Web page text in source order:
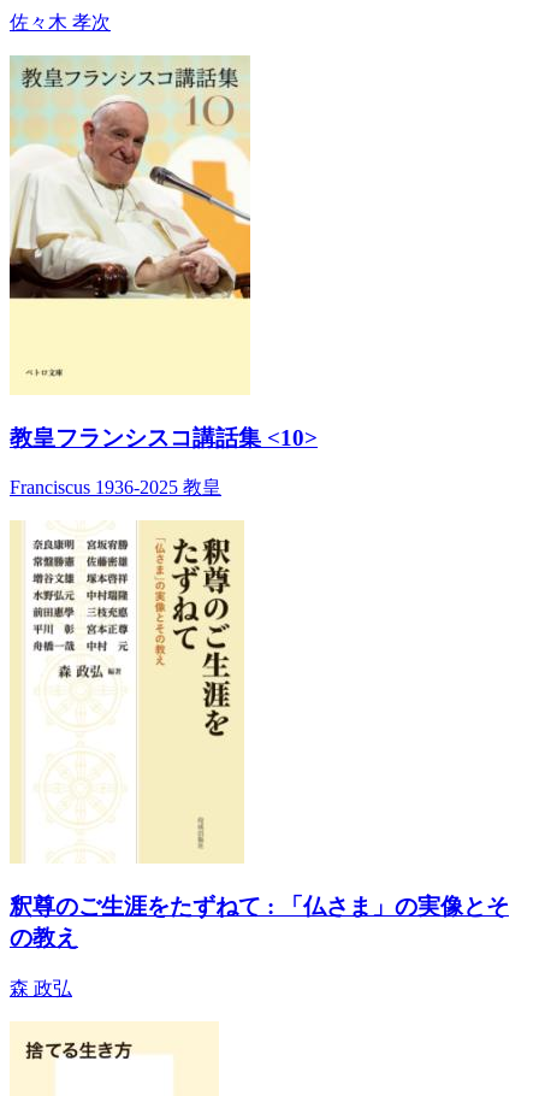
佐々木 孝次
教皇フランシスコ講話集 <10>
Franciscus 1936-2025 教皇
釈尊のご生涯をたずねて : 「仏さま」の実像とそ
の教え
森 政弘